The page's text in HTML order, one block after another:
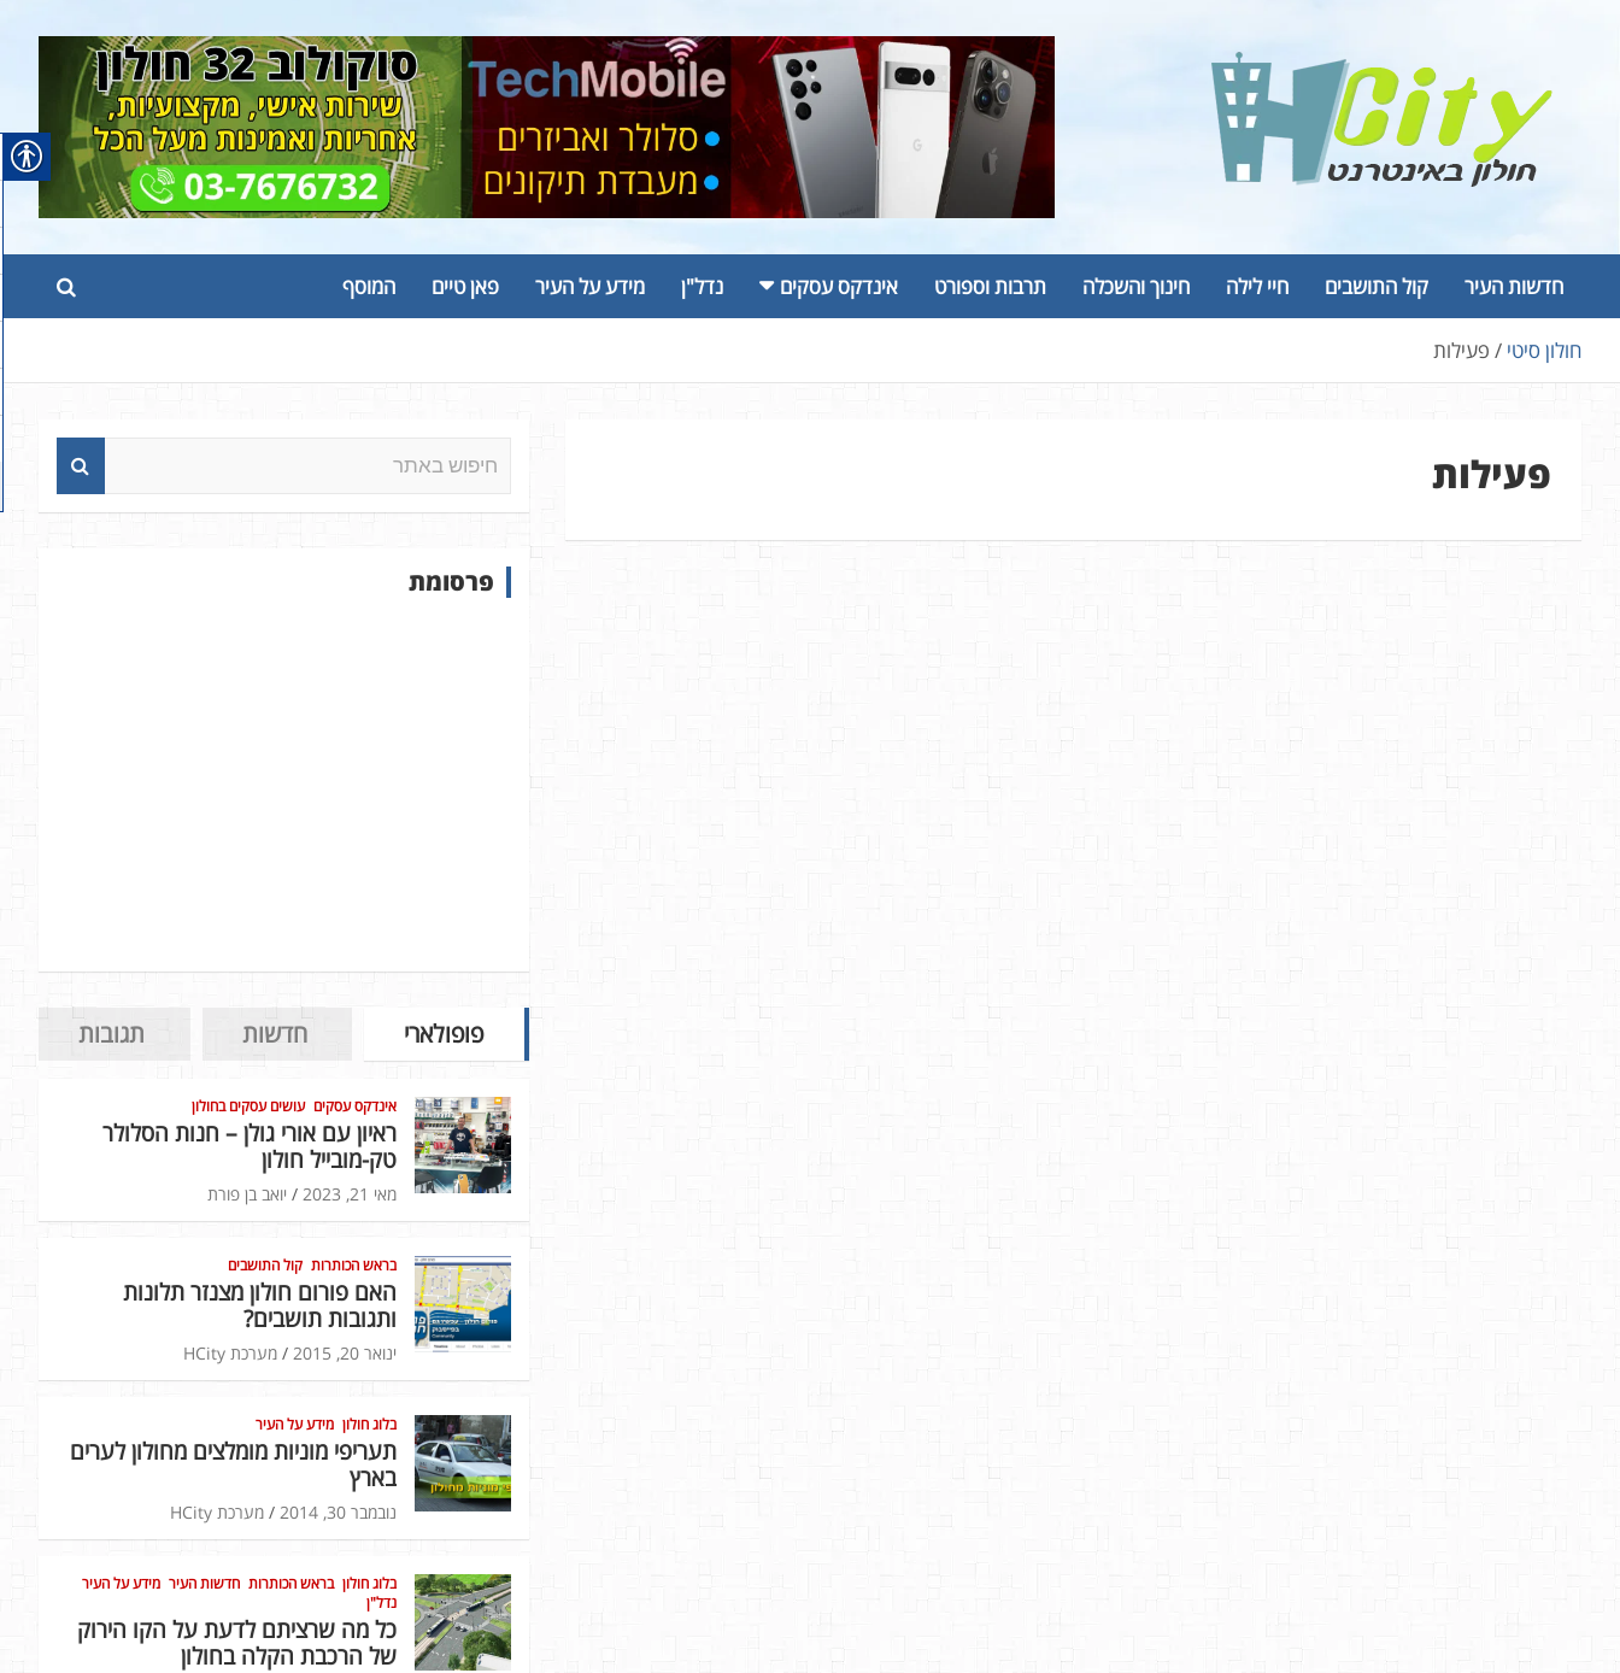
חדשות העיר קול התושבים חיי לילה חינוך והשכלה תרבות וספורט אינדקס עסקים נדל"ן מידע על העיר פאן טיים המוסף
חולון סיטי פעילות
פעילות
פ
ש
פרסומת
פופולארי חדשות תגובות
אינדקס עסקים עושים עסקים בחולון
ראיון עם אורי גולן – חנות הסלולר
טק-מובייל חולון
מאי 21, 2023 יואב בן פורת
בראש הכותרות קול התושבים
האם פורום חולון מצנזר תלונות
ותגובות תושבים?
ינואר 20, 2015 מערכת HCity
בלוג חולון מידע על העיר
תעריפי מוניות מומלצים מחולון לערים
בארץ
נובמבר 30, 2014 מערכת HCity
בלוג חולון בראש הכותרות חדשות העיר מידע על העיר
נדל"ן
כל מה שרציתם לדעת על הקו הירוק
של הרכבת הקלה בחולון